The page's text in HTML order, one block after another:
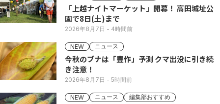
「上越ナイトマーケット」開幕！ 高田城址公
園で8日(土)まで
2026年8月7日 - 4時間前
NEW ニュース
今秋のブナは「豊作」予測 クマ出没に引き続
き注意！
2026年8月7日 - 5時間前
NEW ニュース 編集部おすすめ